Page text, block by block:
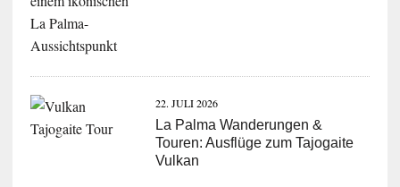
22. JULI 2026
La Palma Wanderungen &
Touren: Ausflüge zum Tajogaite
Vulkan